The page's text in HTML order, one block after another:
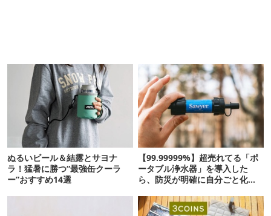
ぬるいビール＆結露とサヨナ
ラ！猛暑に勝つ“最強缶クーラ
ー”おすすめ14選
【99.99999%】超売れてる「ポ
ータブル浄水器」を導入した
ら、防災が明確に自分ごと化し